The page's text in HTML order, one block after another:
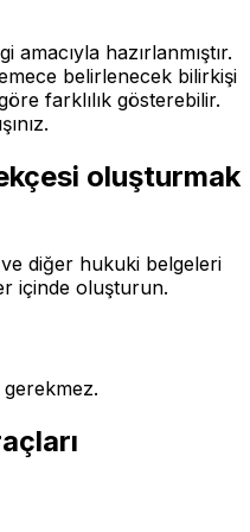
amacıyla hazırlanmıştır.
belirlenecek bilirkişi
farklılık gösterebilir.
oluşturmak
diğer hukuki belgeleri
içinde oluşturun.